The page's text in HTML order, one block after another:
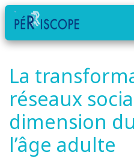
La
réseaux
dimension
l’âge adulte